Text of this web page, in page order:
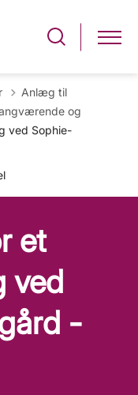
Anlæg til
og
ved Sophie-
et
ved
-